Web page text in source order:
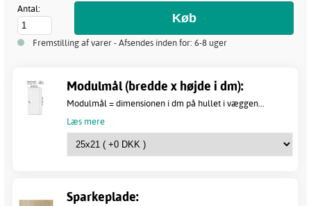
Antal:
Fremstilling af varer - Afsendes inden for: 6-8 uger
Modulmål (bredde x højde i dm):
Modulmål = dimensionen i dm på hullet i væggen...
Læs mere
Sparkeplade: